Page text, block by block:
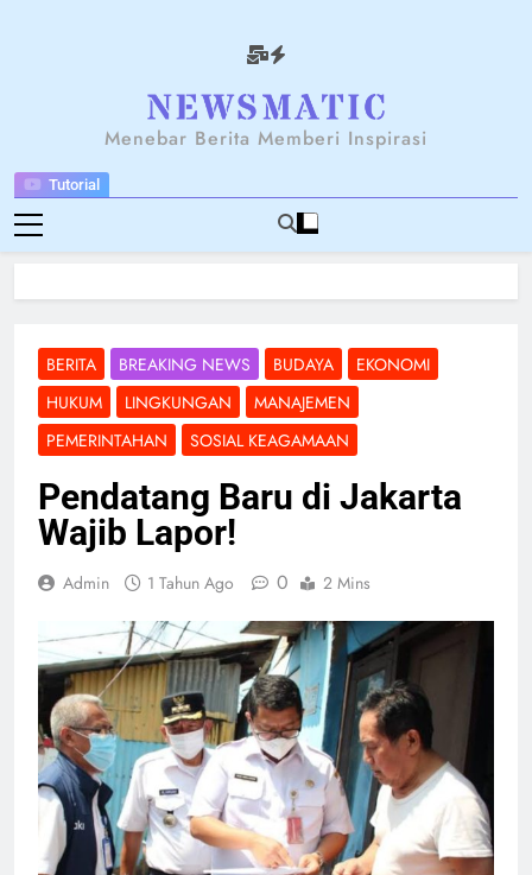
Tutorial
NEWSANTARA
Menebar Berita Memberi Inspirasi
BERITA BREAKING NEWS BUDAYA
EKONOMI
HUKUM
LINGKUNGAN
MANAJEMEN
PEMERINTAHAN
SOSIAL KEAGAMAAN
Pendatang Baru di Jakarta
Wajib Lapor!
Admin 1 Tahun Ago 0 2 Mins